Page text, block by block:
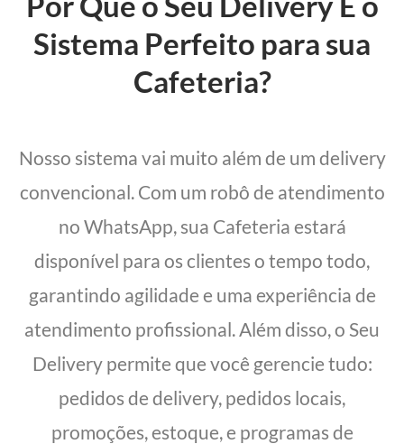
Sistema Perfeito para sua
Cafeteria?
Nosso sistema vai muito além de um delivery
convencional. Com um robô de atendimento
no WhatsApp, sua Cafeteria estará
disponível para os clientes o tempo todo,
garantindo agilidade e uma experiência de
atendimento profissional. Além disso, o Seu
Delivery permite que você gerencie tudo:
pedidos de delivery, pedidos locais,
promoções, estoque, e programas de